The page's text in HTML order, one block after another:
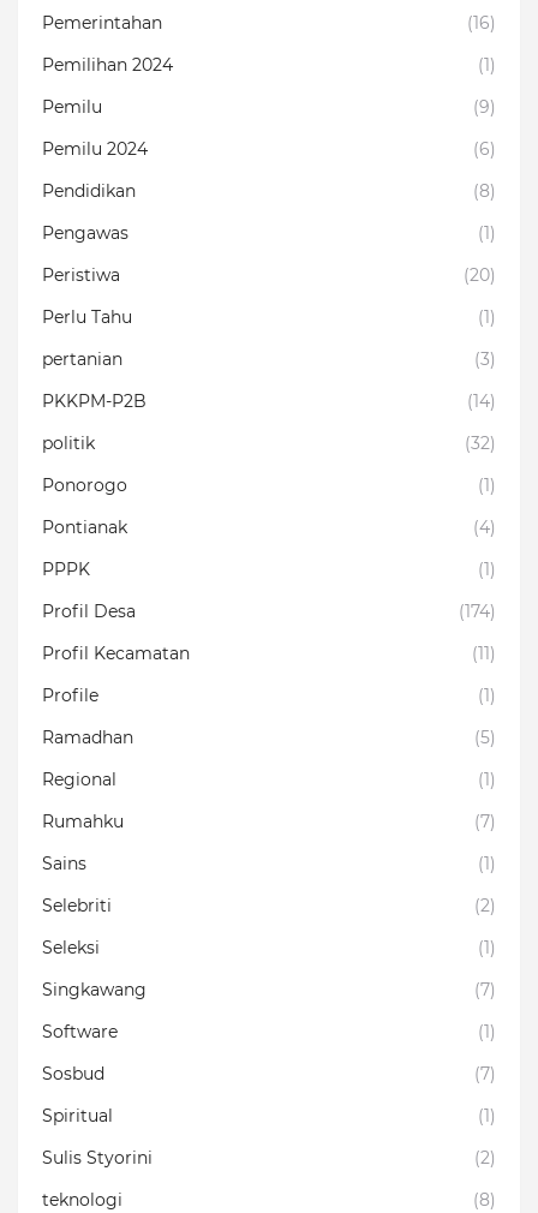
Pemerintahan
(16)
Pemilihan 2024
(1)
Pemilu
(9)
Pemilu 2024
(6)
Pendidikan
(8)
Pengawas
(1)
Peristiwa
(20)
Perlu Tahu
(1)
pertanian
(3)
PKKPM-P2B
(14)
politik
(32)
Ponorogo
(1)
Pontianak
(4)
PPPK
(1)
Profil Desa
(174)
Profil Kecamatan
(11)
Profile
(1)
Ramadhan
(5)
Regional
(1)
Rumahku
(7)
Sains
(1)
Selebriti
(2)
Seleksi
(1)
Singkawang
(7)
Software
(1)
Sosbud
(7)
Spiritual
(1)
Sulis Styorini
(2)
teknologi
(8)